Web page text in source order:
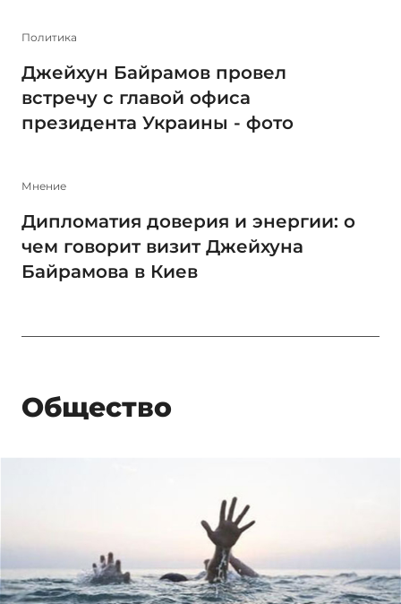
Политика
Джейхун Байрамов провел
встречу с главой офиса
президента Украины - фото
Мнение
Дипломатия доверия и энергии: о
чем говорит визит Джейхуна
Байрамова в Киев
Общество